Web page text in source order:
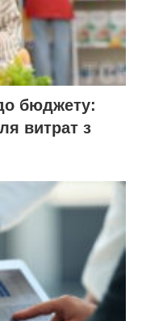
бюджету:
витрат з